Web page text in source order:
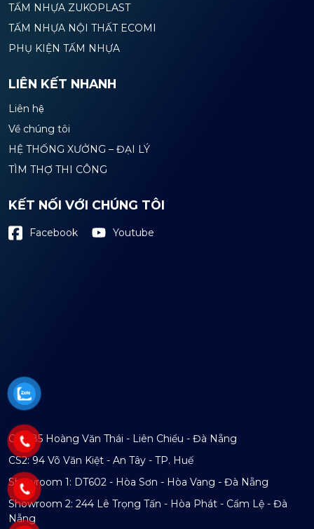
TẤM NHỰA ZUKOPLAST
TẤM NHỰA NỘI THẤT ECOMI
PHỤ KIỆN TẤM NHỰA
LIÊN KẾT NHANH
Liên hệ
Về chúng tôi
HỆ THỐNG XƯỞNG – ĐẠI LÝ
TÌM THỢ THI CÔNG
KẾT NỐI VỚI CHÚNG TÔI
Facebook Youtube
CS1: 85 Hoàng Văn Thái - Liên Chiểu - Đà Nẵng
CS2: 94 Võ Văn Kiệt - An Tây - TP. Huế
Showroom 1: DT602 - Hòa Sơn - Hòa Vang - Đà Nẵng
Showroom 2: 244 Lê Trọng Tấn - Hòa Phát - Cẩm Lệ - Đà
Nẵng